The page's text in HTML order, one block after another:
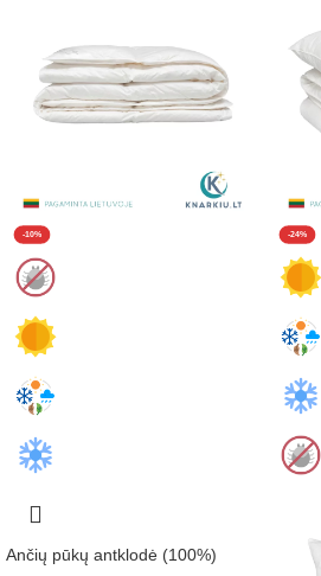
-10%
Ančių pūkų antklodė (100%)
-24%